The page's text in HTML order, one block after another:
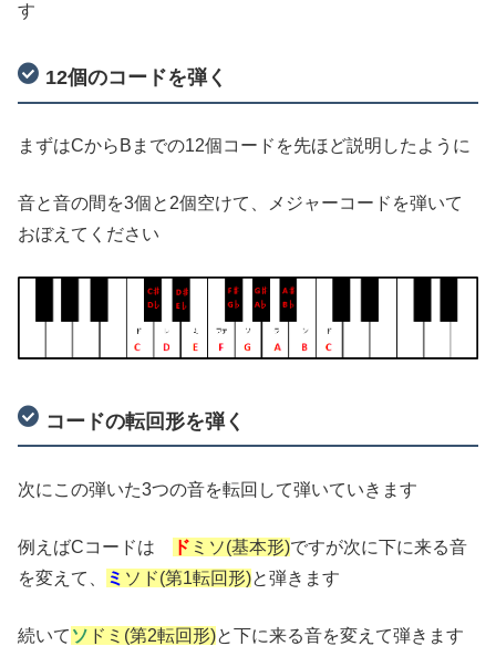
す
12個のコードを弾く
まずはCからBまでの12個コードを先ほど説明したように
音と音の間を3個と2個空けて、メジャーコードを弾いて
おぼえてください
コードの転回形を弾く
次にこの弾いた3つの音を転回して弾いていきます
例えばCコードは ド ミソ(基本形)ですが次に下に来る音
を変えて、
ミ ソド(第1転回形)と弾きます
続いて ソ ドミ(第2転回形)と下に来る音を変えて弾きます